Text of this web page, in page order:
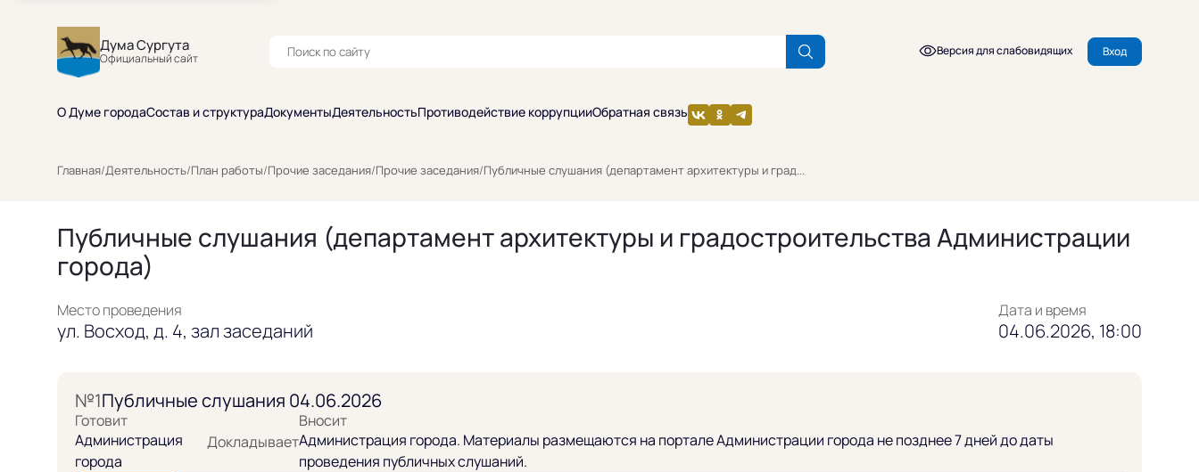
Дума Сургута
Официальный сайт
Версия для слабовидящих Вход
О Думе городаСостав и структураДокументыДеятельностьПротиводействие коррупцииОбратная связь
Главная/Деятельность/План работы/Прочие заседания/Прочие заседания/Публичные слушания (департамент архитектуры и град...
Публичные слушания (департамент архитектуры и градостроительства Администрации
города)
Место проведения
ул. Восход, д. 4, зал заседаний
Дата и время
04.06.2026, 18:00
№1Публичные слушания 04.06.2026
Готовит
Администрация
города
Докладывает
Вносит
Администрация города. Материалы размещаются на портале Администрации города не позднее 7 дней до даты
проведения публичных слушаний.